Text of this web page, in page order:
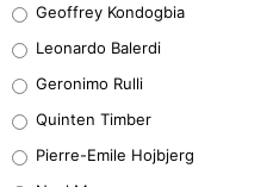
38%
32%
5%
Geoffrey Kondogbia
Leonardo Balerdi
Geronimo Rulli
Quinten Timber
Pierre-Emile Hojbjerg